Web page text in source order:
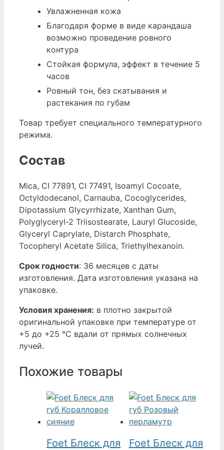
Увлажненная кожа
Благодаря форме в виде карандаша
возможно проведение ровного
контура
Стойкая формула, эффект в течение 5
часов
Ровный тон, без скатывания и
растекания по губам
Товар требует специального температурного
режима.
Состав
Mica, CI 77891, CI 77491, Isoamyl Cocoate,
Octyldodecanol, Carnauba, Cocoglycerides,
Dipotassium Glycyrrhizate, Xanthan Gum,
Polyglyceryl-2 Triisostearate, Lauryl Glucoside,
Glyceryl Caprylate, Distarch Phosphate,
Tocopheryl Acetate Silica, Triethylhexanoin.
Срок годности: 36 месяцев с даты
изготовления. Дата изготовления указана на
упаковке.
Условия хранения: в плотно закрытой
оригинальной упаковке при температуре от
+5 до +25 °С вдали от прямых солнечных
лучей.
Похожие товары
Foet Блеск для
Foet Блеск для